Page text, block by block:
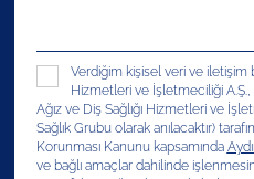
Verdiğim kişisel veri ve iletişim
Hizmetleri ve İşletmeciliği A.Ş.,
Ağız ve Diş Sağlığı Hizmetleri ve
Sağlık Grubu olarak anılacaktır)
Korunması Kanunu kapsamında
ve bağlı amaçlar dahilinde